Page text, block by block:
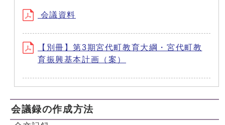
会議資料
【別冊】第3期宮代町教育大綱・宮代町教
育振興基本計画（案）
会議録の作成方法